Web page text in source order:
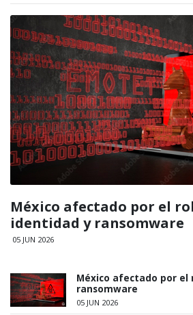
México afectado por el
identidad y ransomware
05 JUN 2026
México afectado por el
ransomware
05 JUN 2026